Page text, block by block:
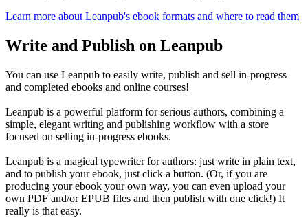
Learn more about Leanpub's ebook formats and where to read them
Write and Publish on Leanpub
You can use Leanpub to easily write, publish and sell in-progress
and completed ebooks and online courses!
Leanpub is a powerful platform for serious authors, combining a
simple, elegant writing and publishing workflow with a store
focused on selling in-progress ebooks.
Leanpub is a magical typewriter for authors: just write in plain text,
and to publish your ebook, just click a button. (Or, if you are
producing your ebook your own way, you can even upload your
own PDF and/or EPUB files and then publish with one click!) It
really is that easy.